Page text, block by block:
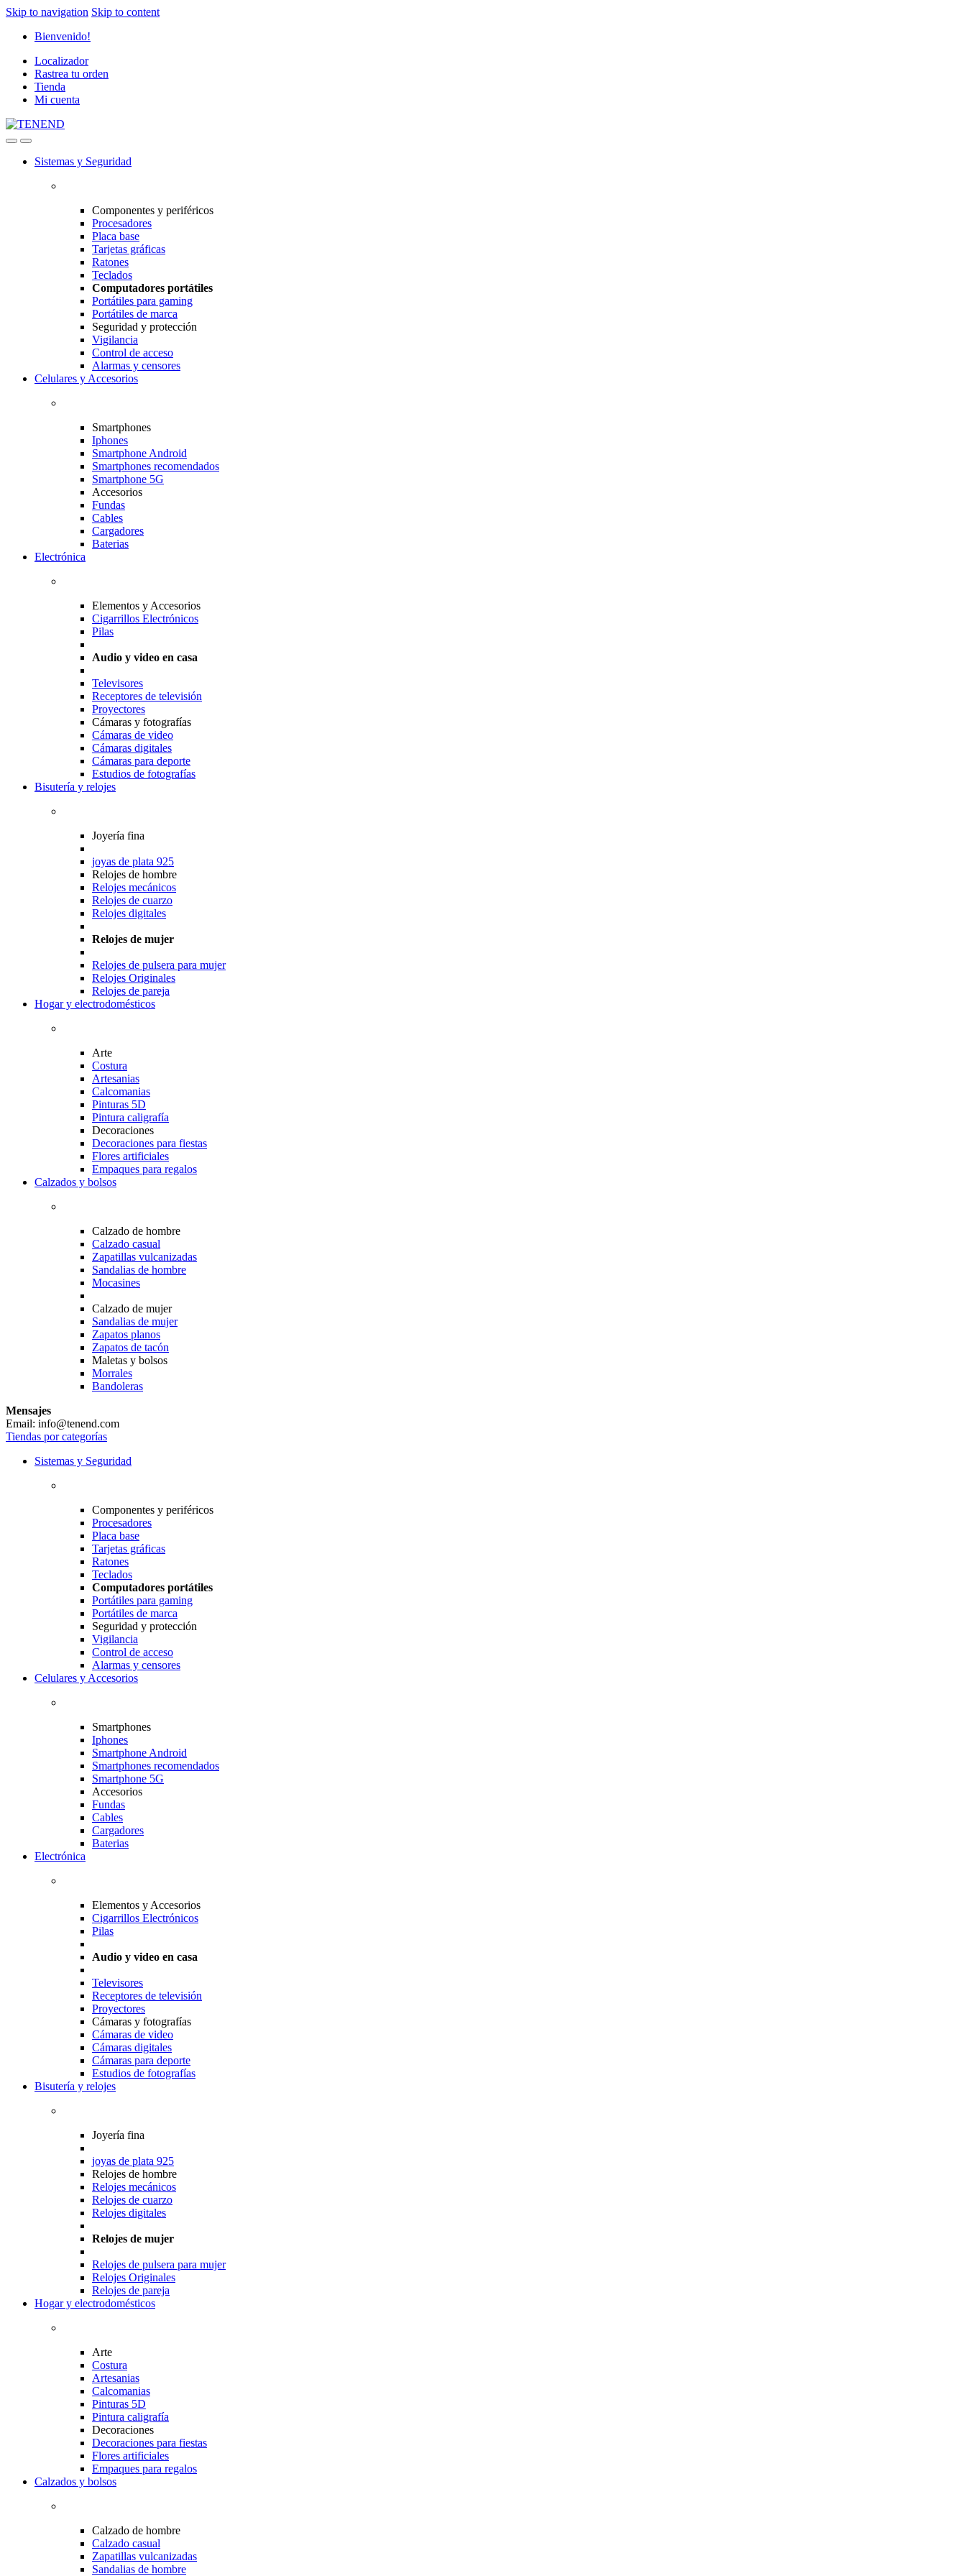
Skip to navigation Skip to content
Bienvenido!
Localizador
Rastrea tu orden
Tienda
Mi cuenta
Sistemas y Seguridad
Componentes y periféricos
Procesadores
Placa base
Tarjetas gráficas
Ratones
Teclados
Computadores portátiles
Portátiles para gaming
Portátiles de marca
Seguridad y protección
Vigilancia
Control de acceso
Alarmas y censores
Celulares y Accesorios
Smartphones
Iphones
Smartphone Android
Smartphones recomendados
Smartphone 5G
Accesorios
Fundas
Cables
Cargadores
Baterias
Electrónica
Elementos y Accesorios
Cigarrillos Electrónicos
Pilas
Audio y video en casa
Televisores
Receptores de televisión
Proyectores
Cámaras y fotografías
Cámaras de video
Cámaras digitales
Cámaras para deporte
Estudios de fotografías
Bisutería y relojes
Joyería fina
joyas de plata 925
Relojes de hombre
Relojes mecánicos
Relojes de cuarzo
Relojes digitales
Relojes de mujer
Relojes de pulsera para mujer
Relojes Originales
Relojes de pareja
Hogar y electrodomésticos
Arte
Costura
Artesanias
Calcomanias
Pinturas 5D
Pintura caligrafía
Decoraciones
Decoraciones para fiestas
Flores artificiales
Empaques para regalos
Calzados y bolsos
Calzado de hombre
Calzado casual
Zapatillas vulcanizadas
Sandalias de hombre
Mocasines
Calzado de mujer
Sandalias de mujer
Zapatos planos
Zapatos de tacón
Maletas y bolsos
Morrales
Bandoleras
Mensajes
Email: info@tenend.com
Tiendas por categorías
Sistemas y Seguridad
Componentes y periféricos
Procesadores
Placa base
Tarjetas gráficas
Ratones
Teclados
Computadores portátiles
Portátiles para gaming
Portátiles de marca
Seguridad y protección
Vigilancia
Control de acceso
Alarmas y censores
Celulares y Accesorios
Smartphones
Iphones
Smartphone Android
Smartphones recomendados
Smartphone 5G
Accesorios
Fundas
Cables
Cargadores
Baterias
Electrónica
Elementos y Accesorios
Cigarrillos Electrónicos
Pilas
Audio y video en casa
Televisores
Receptores de televisión
Proyectores
Cámaras y fotografías
Cámaras de video
Cámaras digitales
Cámaras para deporte
Estudios de fotografías
Bisutería y relojes
Joyería fina
joyas de plata 925
Relojes de hombre
Relojes mecánicos
Relojes de cuarzo
Relojes digitales
Relojes de mujer
Relojes de pulsera para mujer
Relojes Originales
Relojes de pareja
Hogar y electrodomésticos
Arte
Costura
Artesanias
Calcomanias
Pinturas 5D
Pintura caligrafía
Decoraciones
Decoraciones para fiestas
Flores artificiales
Empaques para regalos
Calzados y bolsos
Calzado de hombre
Calzado casual
Zapatillas vulcanizadas
Sandalias de hombre